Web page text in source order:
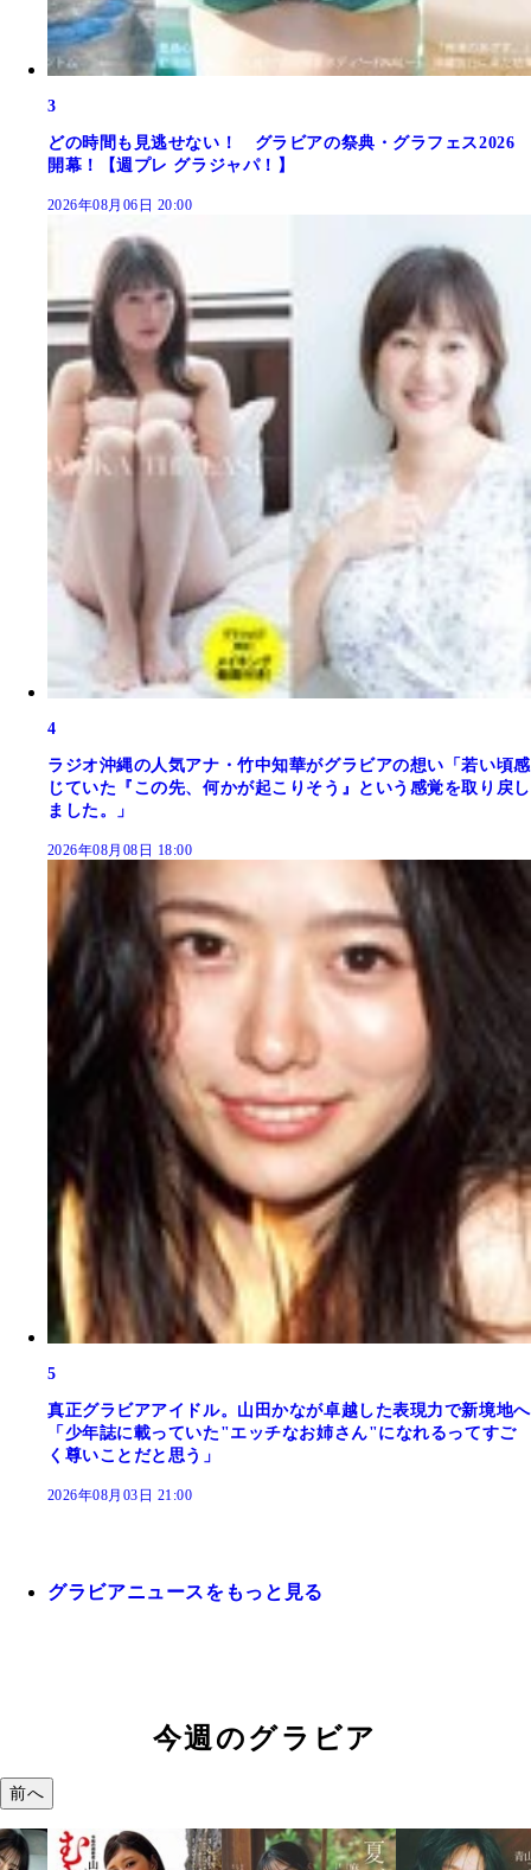
3
どの時間も見逃せない！ グラビアの祭典・グラフェス2026
開幕！【週プレ グラジャパ！】
2026年08月06日 20:00
4
ラジオ沖縄の人気アナ・竹中知華がグラビアの想い「若い頃感
じていた『この先、何かが起こりそう』という感覚を取り戻し
ました。」
2026年08月08日 18:00
5
真正グラビアアイドル。山田かなが卓越した表現力で新境地へ
「少年誌に載っていた"エッチなお姉さん"になれるってすご
く尊いことだと思う」
2026年08月03日 21:00
グラビアニュースをもっと見る
今週のグラビア
前へ